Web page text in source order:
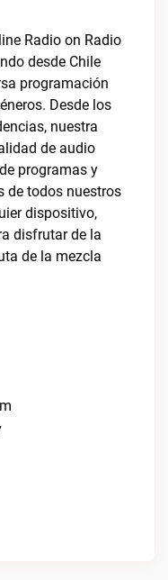
Radio on Radio
desde Chile
programación
Desde los
nuestra
de audio
programas y
de todos nuestros
dispositivo,
disfrutar de la
de la mezcla